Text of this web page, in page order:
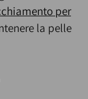
per
la pelle